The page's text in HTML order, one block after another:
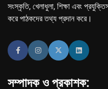
সংস্কৃতি, খেলাধুলা, শিক্ষা এবং
করে পাঠকদের তথ্য প্রদান করে।
সম্পাদক ও প্রকাশক: